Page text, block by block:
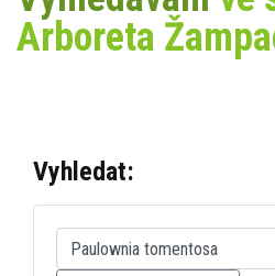
Arboreta
Vyhledat: